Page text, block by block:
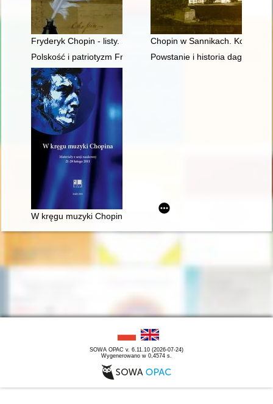
Fryderyk Chopin - listy. Skarbiec spuścizny epistolarnej w
Chopin w Sannikach.
Polskość i patriotyzm Fryderyka ChopinaPowstanie i historia
W kręgu muzyki Chopina. Materiały z sesji naukowej 21-28
SOWA OPAC v. 6.11.10 (2026-07-24)
Wygenerowano w 0,4574 s.